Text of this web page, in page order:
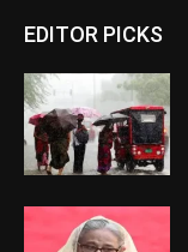
EDITOR PICKS